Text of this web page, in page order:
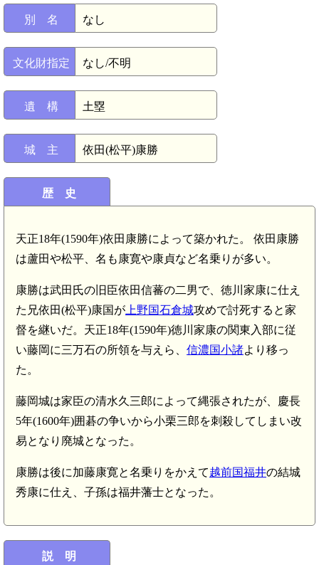
別 名 なし
文化財指定 なし/不明
遺 構 土塁
城 主 依田(松平)康勝
歴 史
天正18年(1590年)依田康勝によって築かれた。 依田康勝
は蘆田や松平、名も康寛や康貞など名乗りが多い。
康勝は武田氏の旧臣依田信蕃の二男で、徳川家康に仕え
た兄依田(松平)康国が 上野国石倉城攻めで討死すると家
督を継いだ。天正18年(1590年)徳川家康の関東入部に従
い藤岡に三万石の所領を与えら、 信濃国小諸より移っ
た。
藤岡城は家臣の清水久三郎によって縄張されたが、慶長
5年(1600年)囲碁の争いから小栗三郎を刺殺してしまい改
易となり廃城となった。
康勝は後に加藤康寛と名乗りをかえて越前国福井の結城
秀康に仕え、子孫は福井藩士となった。
説 明